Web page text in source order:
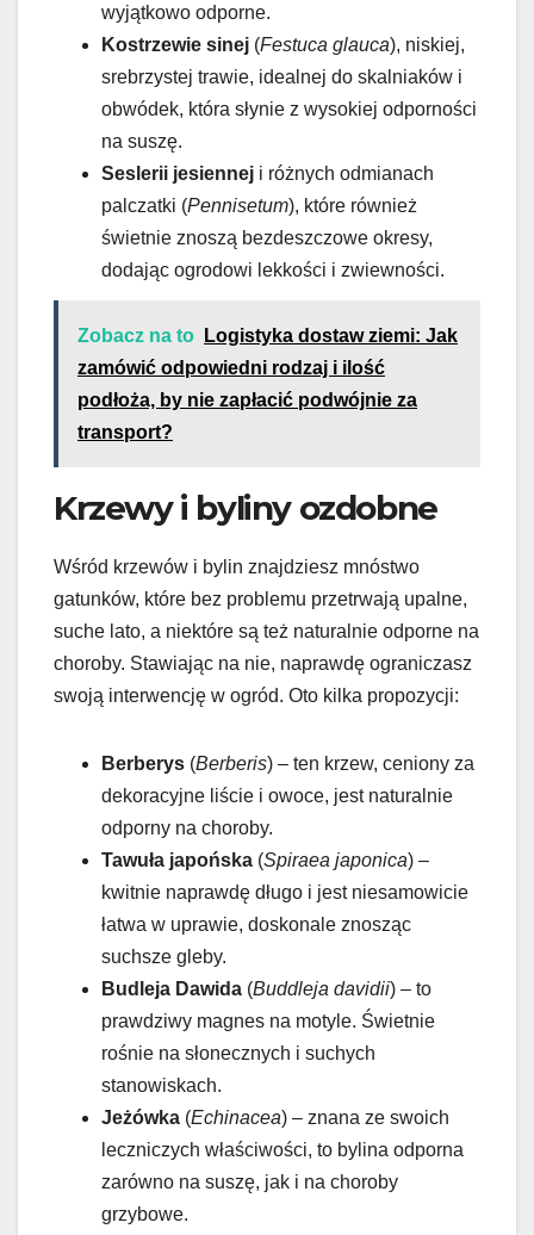
wyjątkowo odporne.
Kostrzewie sinej (Festuca glauca), niskiej,
srebrzystej trawie, idealnej do skalniaków i
obwódek, która słynie z wysokiej odporności
na suszę.
Seslerii jesiennej i różnych odmianach
palczatki (Pennisetum), które również
świetnie znoszą bezdeszczowe okresy,
dodając ogrodowi lekkości i zwiewności.
Zobacz na to
Logistyka dostaw ziemi: Jak
zamówić odpowiedni rodzaj i ilość
podłoża, by nie zapłacić podwójnie za
transport?
Krzewy i byliny ozdobne
Wśród krzewów i bylin znajdziesz mnóstwo
gatunków, które bez problemu przetrwają upalne,
suche lato, a niektóre są też naturalnie odporne na
choroby. Stawiając na nie, naprawdę ograniczasz
swoją interwencję w ogród. Oto kilka propozycji:
Berberys (Berberis) – ten krzew, ceniony za
dekoracyjne liście i owoce, jest naturalnie
odporny na choroby.
Tawuła japońska (Spiraea japonica) –
kwitnie naprawdę długo i jest niesamowicie
łatwa w uprawie, doskonale znosząc
suchsze gleby.
Budleja Dawida (Buddleja davidii) – to
prawdziwy magnes na motyle. Świetnie
rośnie na słonecznych i suchych
stanowiskach.
Jeżówka (Echinacea) – znana ze swoich
leczniczych właściwości, to bylina odporna
zarówno na suszę, jak i na choroby
grzybowe.